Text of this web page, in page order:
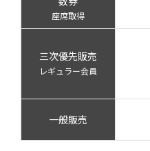
座席取得
三次優先販売
レギュラー会員
一般販売